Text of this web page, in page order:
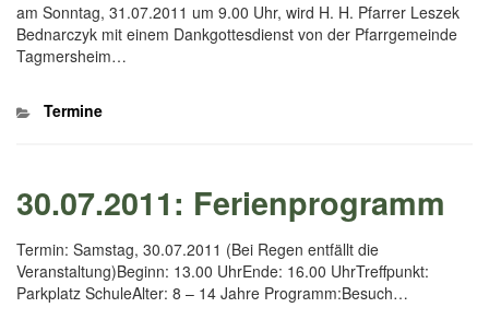
am Sonntag, 31.07.2011 um 9.00 Uhr, wird H. H. Pfarrer Leszek
Bednarczyk mit einem Dankgottesdienst von der Pfarrgemeinde
Tagmersheim…
Kategorien
Termine
30.07.2011: Ferienprogramm
Termin: Samstag, 30.07.2011 (Bei Regen entfällt die
Veranstaltung)Beginn: 13.00 UhrEnde: 16.00 UhrTreffpunkt:
Parkplatz SchuleAlter: 8 – 14 Jahre Programm:Besuch…